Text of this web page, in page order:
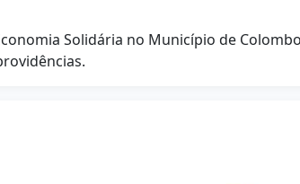
Solidária no Município de